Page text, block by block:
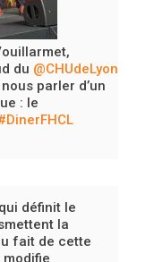
du @CHUdeLyon
parler d’un
: le
définit le
la
fait de cette